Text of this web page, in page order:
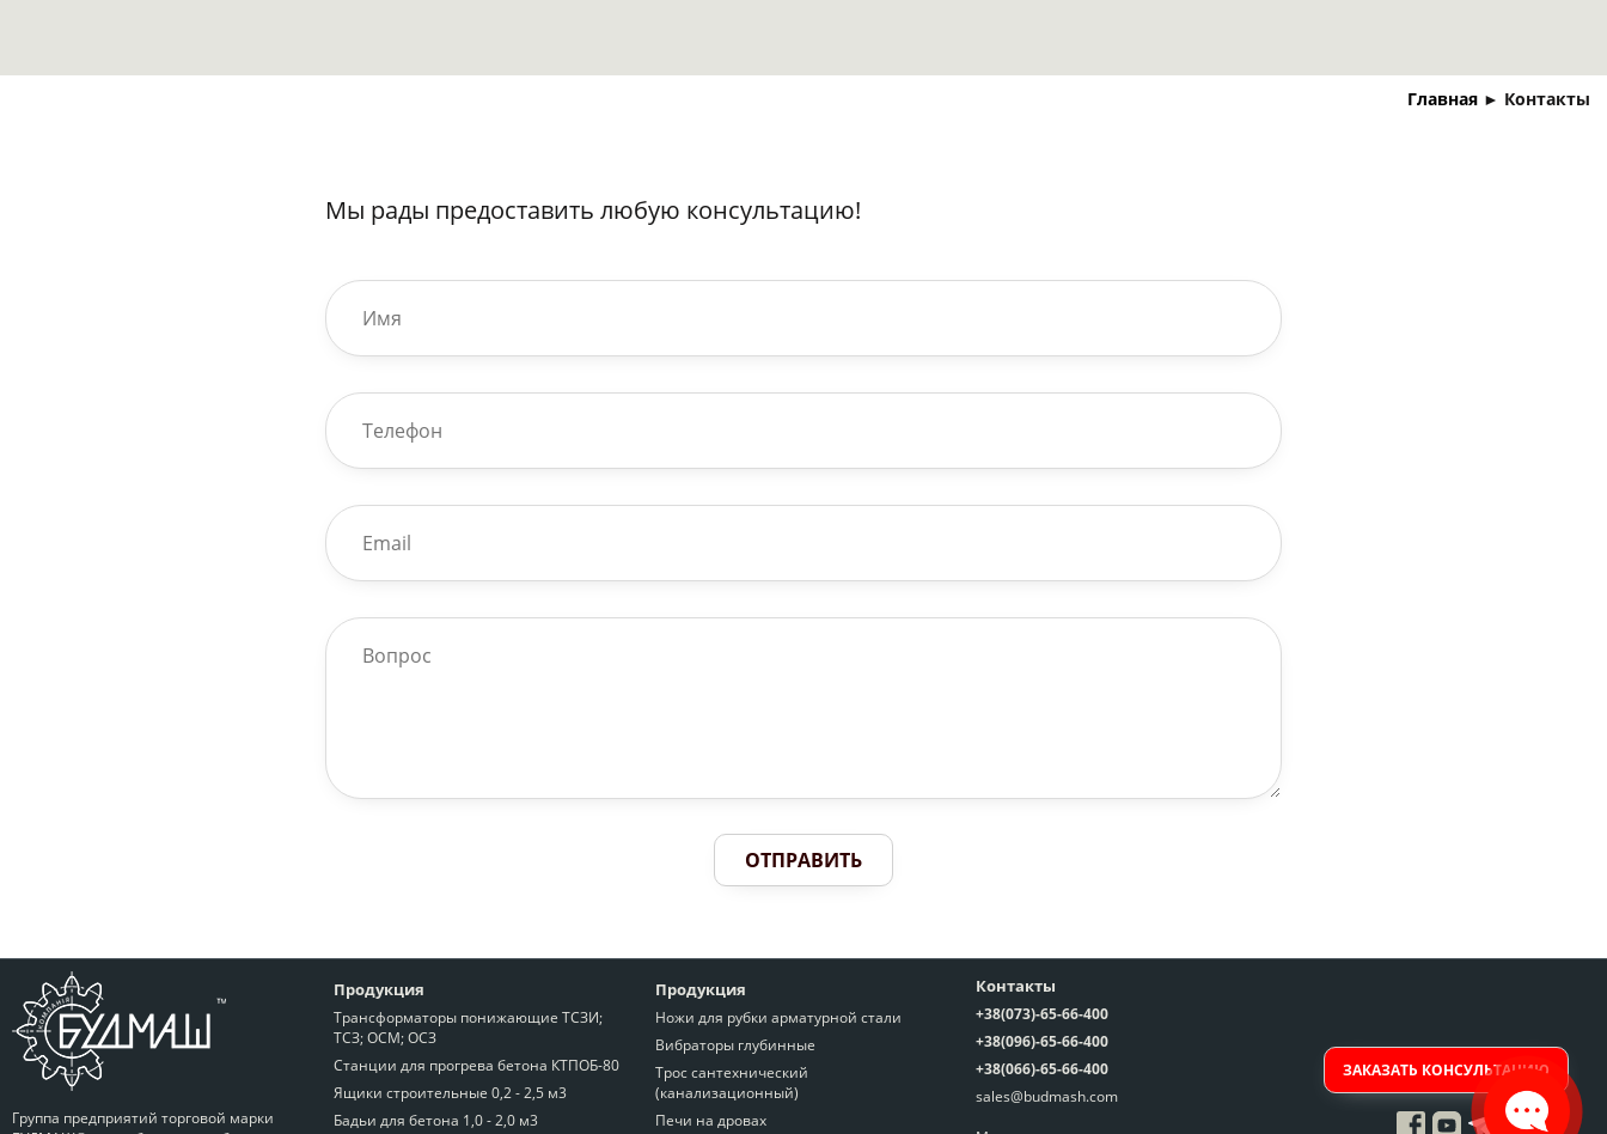
Главная ► Контакты
Мы рады предоставить любую консультацию!
ОТПРАВИТЬ
Группа предприятий торговой марки
Продукция
Трансформаторы понижающие ТСЗИ;
ТСЗ; ОСМ; ОСЗ
Станции для прогрева бетона КТПОБ-80
Ящики строительные 0,2 - 2,5 м3
Бадьи для бетона 1,0 - 2,0 м3
Продукция
Ножи для рубки арматурной стали
Вибраторы глубинные
Трос сантехнический
(канализационный)
Печи на дровах
Контакты
+38(073)-65-66-400
+38(096)-65-66-400
+38(066)-65-66-400
sales@budmash.com
ЗАКАЗАТЬ КОНСУЛЬТАЦИЮ